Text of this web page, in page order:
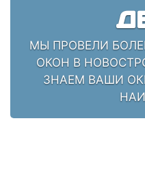
МЫ ПРОВЕЛИ
ОКОН В
ЗНАЕМ ВАШИ